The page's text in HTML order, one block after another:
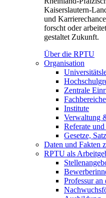
Kaiserslautern-
und
forscht oder
gestaltet Zukunft.
Über die RPTU
Organisation
Zentrale
Fachbereiche
Institute
Verwaltung
Referate und
Gesetze,
Daten und Fakten
RPTU als
Professur